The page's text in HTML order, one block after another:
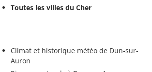
Toutes les villes du Cher
Climat et historique météo de Dun-sur-
Auron